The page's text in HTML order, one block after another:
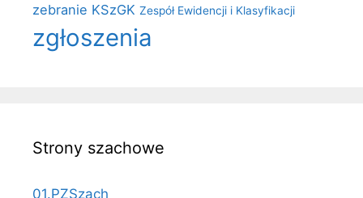
zebranie KSzGK Zespół Ewidencji i Klasyfikacji
zgłoszenia
Strony szachowe
01.PZSzach